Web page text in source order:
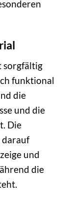
sorgfältig
funktional
die
und die
Die
darauf
und
die